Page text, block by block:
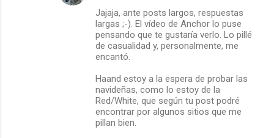
Jajaja, ante posts largos, respuestas
largas ;-). El vídeo de Anchor lo puse
pensando que te gustaría verlo. Lo pillé
de casualidad y, personalmente, me
encantó.
Haand estoy a la espera de probar las
navideñas, como lo estoy de la
Red/White, que según tu post podré
encontrar por algunos sitios que me
pillan bien.